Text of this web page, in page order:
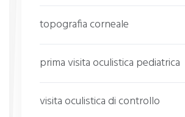
topografia corneale
prima visita oculistica pediatrica
visita oculistica di controllo